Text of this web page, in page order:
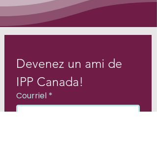
Devenez un ami de
IPP Canada!
Courriel *